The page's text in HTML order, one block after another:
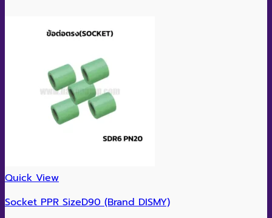
Quick View
Socket PPR SizeD90 (Brand DISMY)